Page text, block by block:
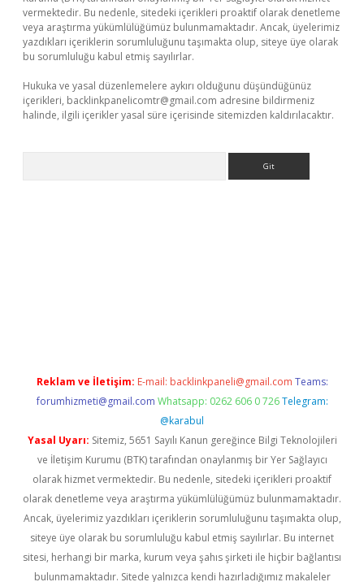
vermektedir. Bu nedenle, sitedeki içerikleri proaktif olarak denetleme
veya araştırma yükümlülüğümüz bulunmamaktadır. Ancak, üyelerimiz
yazdıkları içeriklerin sorumluluğunu taşımakta olup, siteye üye olarak
bu sorumluluğu kabul etmiş sayılırlar.
Hukuka ve yasal düzenlemelere aykırı olduğunu düşündüğünüz
içerikleri, backlinkpanelicomtr@gmail.com adresine bildirmeniz
halinde, ilgili içerikler yasal süre içerisinde sitemizden kaldırılacaktır.
Reklam ve İletişim: E-mail: backlinkpaneli@gmail.com Teams:
forumhizmeti@gmail.com Whatsapp: 0262 606 0 726 Telegram:
@karabul
Yasal Uyarı: Sitemiz, 5651 Sayılı Kanun gereğince Bilgi Teknolojileri
ve İletişim Kurumu (BTK) tarafından onaylanmış bir Yer Sağlayıcı
olarak hizmet vermektedir. Bu nedenle, sitedeki içerikleri proaktif
olarak denetleme veya araştırma yükümlülüğümüz bulunmamaktadır.
Ancak, üyelerimiz yazdıkları içeriklerin sorumluluğunu taşımakta olup,
siteye üye olarak bu sorumluluğu kabul etmiş sayılırlar. Bu internet
sitesi, herhangi bir marka, kurum veya şahıs şirketi ile hiçbir bağlantısı
bulunmamaktadır. Sitede yalnızca kendi hazırladığımız makaleler